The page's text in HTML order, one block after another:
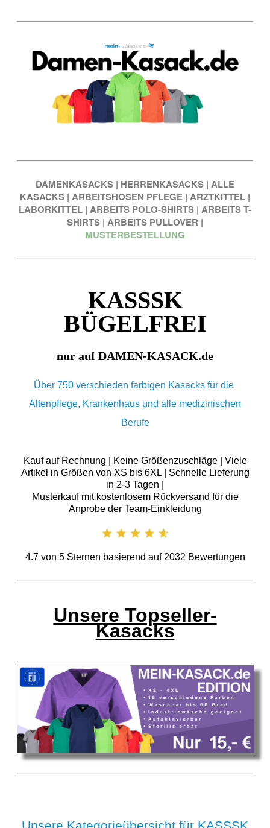
DAMENKASACKS | HERRENKASACKS | ALLE
KASACKS | ARBEITSHOSEN PFLEGE | ARZTKITTEL |
LABORKITTEL | ARBEITS POLO-SHIRTS | ARBEITS T-
SHIRTS | ARBEITS PULLOVER |
MUSTERBESTELLUNG
KASSSK
BÜGELFREI
nur auf DAMEN-KASACK.de
Über 750 verschieden farbigen Kasacks für die
Altenpflege, Krankenhaus und alle medizinischen
Berufe
Kauf auf Rechnung | Keine Größenzuschläge | Viele
Artikel in Größen von XS bis 6XL | Schnelle Lieferung
in 2-3 Tagen |
Musterkauf mit kostenlosem Rückversand für die
Anprobe der Team-Einkleidung
4.7von 5Sternen basierend auf 2032 Bewertungen
Unsere Topseller-
Kasacks